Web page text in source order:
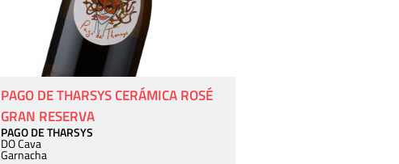
PAGO DE THARSYS CERÁMICA ROSÉ
GRAN RESERVA
PAGO DE THARSYS
DO Cava
Garnacha